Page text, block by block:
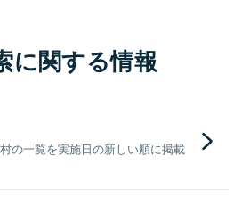
に関する情報
の一覧を実施日の新しい順に掲載